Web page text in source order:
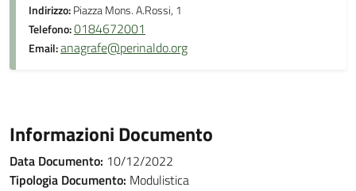
Indirizzo:Piazza Mons. A.Rossi, 1
Telefono:0184672001
Email:anagrafe@perinaldo.org
Informazioni Documento
Data Documento: 10/12/2022
Tipologia Documento: Modulistica